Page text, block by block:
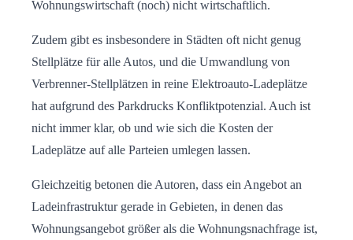
Wohnungswirtschaft (noch) nicht wirtschaftlich.
Zudem gibt es insbesondere in Städten oft nicht genug
Stellplätze für alle Autos, und die Umwandlung von
Verbrenner-Stellplätzen in reine Elektroauto-Ladeplätze
hat aufgrund des Parkdrucks Konfliktpotenzial. Auch ist
nicht immer klar, ob und wie sich die Kosten der
Ladeplätze auf alle Parteien umlegen lassen.
Gleichzeitig betonen die Autoren, dass ein Angebot an
Ladeinfrastruktur gerade in Gebieten, in denen das
Wohnungsangebot größer als die Wohnungsnachfrage ist,